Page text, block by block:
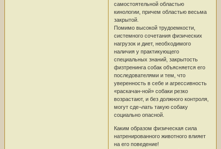
самостоятельной областью
кинологии, причем областью весьма
закрытой.
Помимо высокой трудоемкости,
системного сочетания физических
нагрузок и диет, необходимого
наличия у практикующего
специальных знаний, закрытость
физтренинга собак объясняется его
последователями и тем, что
уверенность в себе и агрессивность
«раскачан-ной» собаки резко
возрастают, и без должного контроля,
могут сде¬лать такую собаку
социально опасной.
Каким образом физическая сила
натренированного животного влияет
на его поведение!